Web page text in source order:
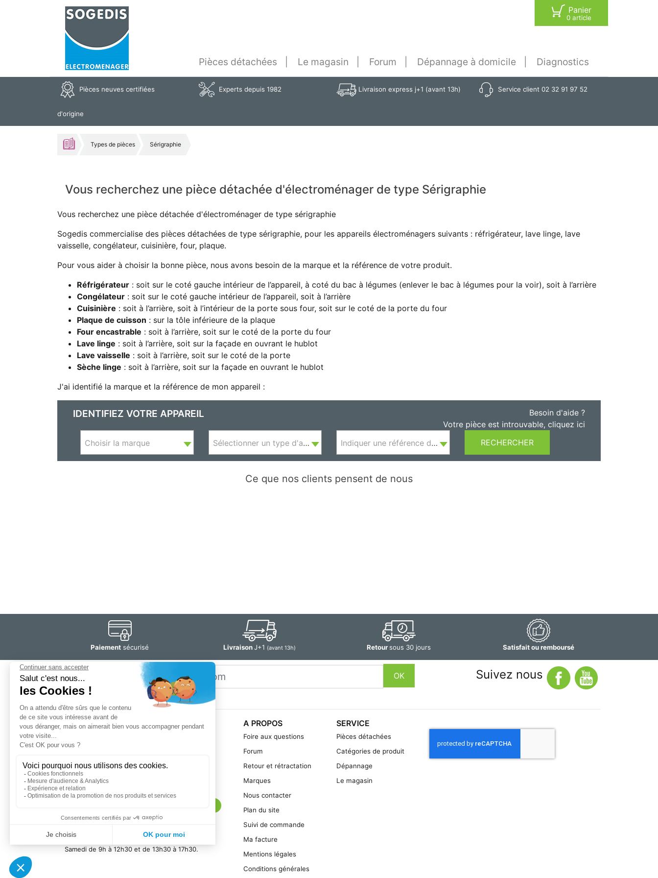
Panier
0 article
Pièces détachées Le magasin Forum Dépannage à domicile Diagnostics
Pièces neuves certifiées
d'origine
Experts depuis 1982 Livraison express j+1 (avant 13h) Service client 02 32 91 97 52
Types de pièces Sérigraphie
Vous recherchez une pièce détachée d'électroménager de type Sérigraphie
Vous recherchez une pièce détachée d'électroménager de type sérigraphie
Sogedis commercialise des pièces détachées de type sérigraphie, pour les appareils électroménagers suivants : réfrigérateur, lave linge, lave
vaisselle, congélateur, cuisinière, four, plaque.
Pour vous aider à choisir la bonne pièce, nous avons besoin de la marque et la référence de votre produit.
Réfrigérateur : soit sur le coté gauche intérieur de l’appareil, à coté du bac à légumes (enlever le bac à légumes pour la voir), soit à l’arrière
Congélateur : soit sur le coté gauche intérieur de l’appareil, soit à l’arrière
Cuisinière : soit à l’arrière, soit à l’intérieur de la porte sous four, soit sur le coté de la porte du four
Plaque de cuisson : sur la tôle inférieure de la plaque
Four encastrable : soit à l’arrière, soit sur le coté de la porte du four
Lave linge : soit à l’arrière, soit sur la façade en ouvrant le hublot
Lave vaisselle : soit à l’arrière, soit sur le coté de la porte
Sèche linge : soit à l’arrière, soit sur la façade en ouvrant le hublot
J'ai identifié la marque et la référence de mon appareil :
IDENTIFIEZ VOTRE APPAREIL
Besoin d'aide ?
Votre pièce est introuvable, cliquez ici
Choisir la marque
Sélectionner un type d'appareil Indiquer une référence d'appareil RECHERCHER
Ce que nos clients pensent de nous
Paiement sécurisé LivraisonJ+1 (avant 13h) Retoursous 30 jours Satisfait ou remboursé
Restez
informé
Email
OK Suivez nous
SOGEDIS SAS
3 rue Antoine Lavoisier
76305 Sotteville-lès-Rouen cedex
Magasin :
lundi au vendredi de 9h à 12h et de 14h à 18h30.
Samedi de 9h à 12h30 et de 13h30 à 18h30
Service client :
lundi au vendredi de 9h à 12h30 et de 13h30 à
18h.
Samedi de 9h à 12h30 et de 13h30 à 17h30.
A PROPOS
Foire aux questions
Forum
Retour et rétractation
Marques
Nous contacter
Plan du site
Suivi de commande
Ma facture
Mentions légales
Conditions générales
SERVICE
Pièces détachées
Catégories de produit
Dépannage
Le magasin